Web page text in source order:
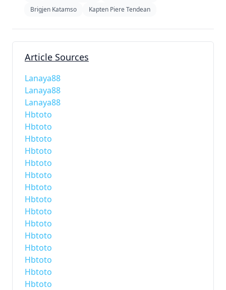
Brigjen Katamso
Kapten Piere Tendean
Article Sources
Lanaya88
Lanaya88
Lanaya88
Hbtoto
Hbtoto
Hbtoto
Hbtoto
Hbtoto
Hbtoto
Hbtoto
Hbtoto
Hbtoto
Hbtoto
Hbtoto
Hbtoto
Hbtoto
Hbtoto
Hbtoto